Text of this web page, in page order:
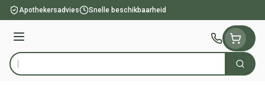
Ga naar de inhoud
Apothekersadvies Snelle beschikbaarheid
Menu
Product, merk, categorie... Zoek